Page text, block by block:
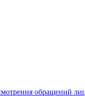
обращений